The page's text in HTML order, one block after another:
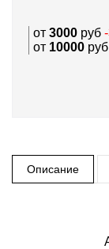
от 3000 руб
от 10000 руб
Описание